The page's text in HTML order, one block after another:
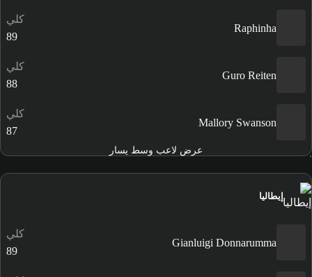
Raphinha
كلي
89
Guro Reiten
كلي
88
Mallory Swanson
كلي
87
عرض لاعب وسط يسار
إيطاليا
Gianluigi Donnarumma
كلي
89